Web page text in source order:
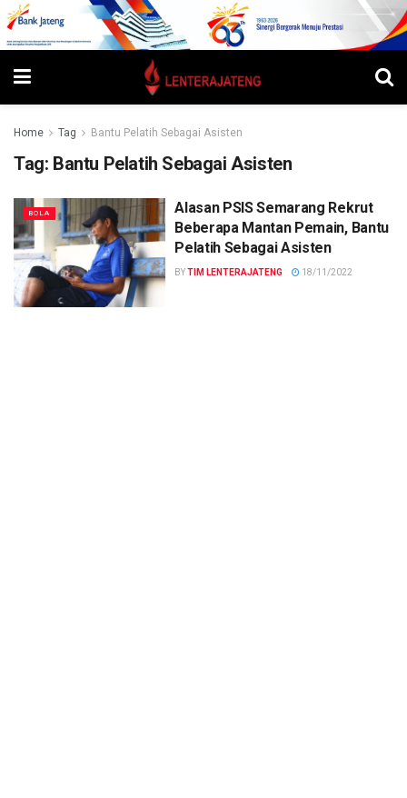
Home Tag Bantu Pelatih Sebagai Asisten
Tag: Bantu Pelatih Sebagai Asisten
BOLA
Alasan PSIS Semarang Rekrut
Beberapa Mantan Pemain, Bantu
Pelatih Sebagai Asisten
BYTIM LENTERAJATENG 18/11/2022